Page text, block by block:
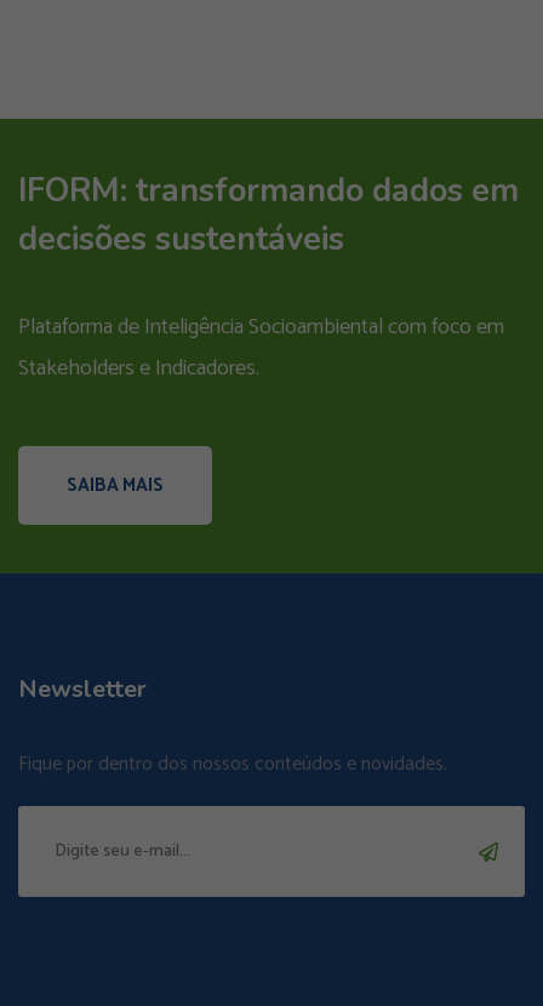
IFORM: transformando dados em
decisões sustentáveis
Plataforma de Inteligência Socioambiental com foco em
Stakeholders e Indicadores.
SAIBA MAIS
Newsletter
Fique por dentro dos nossos conteúdos e novidades.